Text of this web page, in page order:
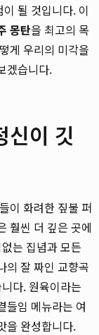
될 것입니다. 이
몽탄을 최고의 목
게 우리의 미각을
겠습니다.
신이 깃
이 화려한 짚불 퍼
훨씬 더 깊은 곳에
는 집념과 모든
의 잘 짜인 교향곡
다. 원육이라는
들임 메뉴라는 여
을 완성합니다.